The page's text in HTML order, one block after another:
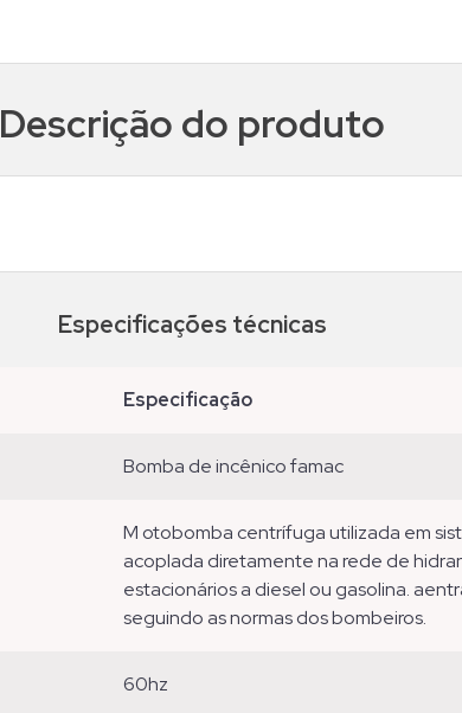
Descrição do produto
Especificações técnicas
especificação
bomba de incênico famac
m otobomba centrífuga utilizada em sistemas de combate a incêndio. pode ser
acoplada diretamente na rede de
estacionários a diesel ou gasolina.
seguindo as normas dos bombeiros.
60hz